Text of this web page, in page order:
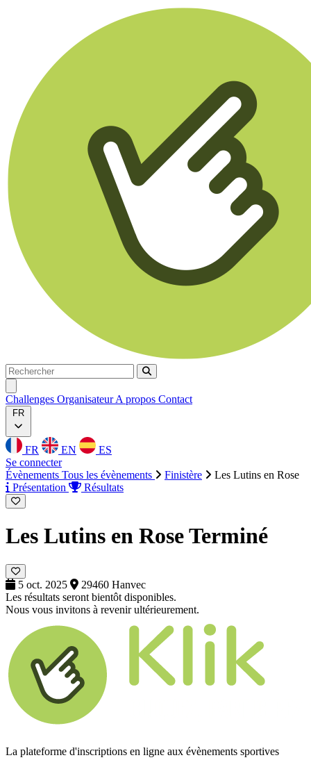
Rechercher
Rechercher
Challenges OrganisateurA propos Contact
FR
FR EN
ES
Se connecter
Évènements Tous les évènements Finistère
Les Lutins en Rose
Présentation
Résultats
Les Lutins en RoseTerminé
5 oct. 2025
29460 Hanvec
Les résultats seront bientôt disponibles.
Nous vous invitons à revenir ultérieurement.
La plateforme d'inscriptions en ligne aux évènements sportives